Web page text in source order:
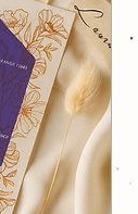
l'unité
l'unité